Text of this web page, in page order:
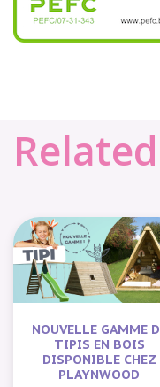
NOUVELLE GAMME
TIPIS EN BOIS
DISPONIBLE CHEZ
PLAYNWOOD